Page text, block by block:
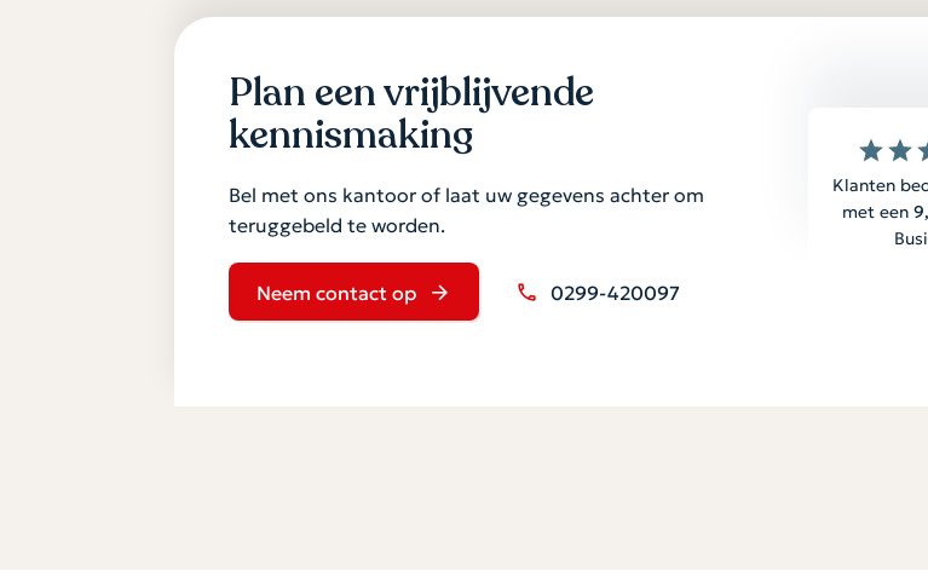
Plan een vrijblijvende
kennismaking
Bel met ons kantoor of laat uw gegevens achter om
teruggebeld te worden.
Neem contact op 0299-420097
Klanten
met een